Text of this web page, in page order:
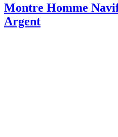
Montre Homme
Argent